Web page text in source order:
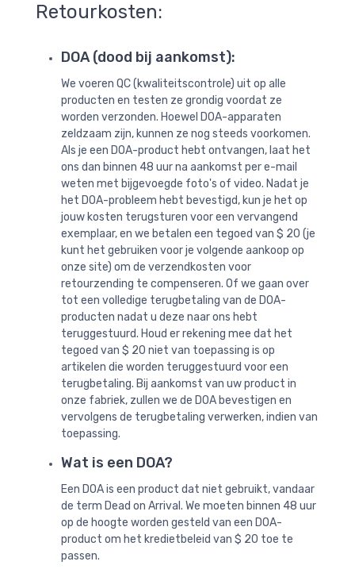
Retourkosten:
DOA (dood bij aankomst):
We voeren QC (kwaliteitscontrole) uit op alle
producten en testen ze grondig voordat ze
worden verzonden. Hoewel DOA-apparaten
zeldzaam zijn, kunnen ze nog steeds voorkomen.
Als je een DOA-product hebt ontvangen, laat het
ons dan binnen 48 uur na aankomst per e-mail
weten met bijgevoegde foto's of video. Nadat je
het DOA-probleem hebt bevestigd, kun je het op
jouw kosten terugsturen voor een vervangend
exemplaar, en we betalen een tegoed van $ 20 (je
kunt het gebruiken voor je volgende aankoop op
onze site) om de verzendkosten voor
retourzending te compenseren. Of we gaan over
tot een volledige terugbetaling van de DOA-
producten nadat u deze naar ons hebt
teruggestuurd. Houd er rekening mee dat het
tegoed van $ 20 niet van toepassing is op
artikelen die worden teruggestuurd voor een
terugbetaling. Bij aankomst van uw product in
onze fabriek, zullen we de DOA bevestigen en
vervolgens de terugbetaling verwerken, indien van
toepassing.
Wat is een DOA?
Een DOA is een product dat niet gebruikt, vandaar
de term Dead on Arrival. We moeten binnen 48 uur
op de hoogte worden gesteld van een DOA-
product om het kredietbeleid van $ 20 toe te
passen.